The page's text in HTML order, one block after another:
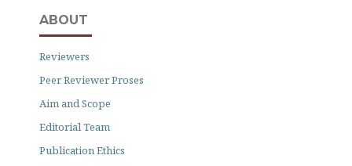
ABOUT
Reviewers
Peer Reviewer Proses
Aim and Scope
Editorial Team
Publication Ethics